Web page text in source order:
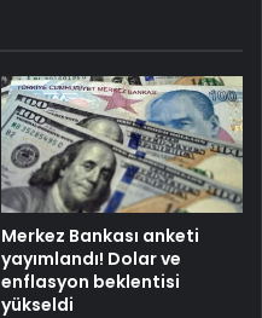
Merkez Bankası anketi
yayımlandı! Dolar ve
enflasyon beklentisi
yükseldi